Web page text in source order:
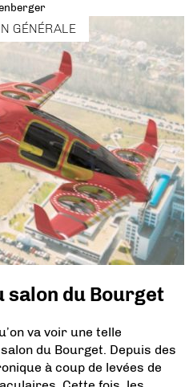
GÉNÉRALE
salon du Bourget
va voir une telle
du Bourget. Depuis des
à coup de levées de